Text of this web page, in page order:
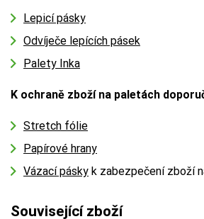
Lepicí pásky
Odvíječe lepících pásek
Palety Inka
K ochraně zboží na paletách
Stretch fólie
Papírové hrany
Vázací pásky k zabezpečení zboží
Související zboží